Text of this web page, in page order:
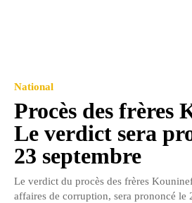
National
Procès des frères
Le verdict sera
23 septembre
Le verdict du procès des frères
affaires de corruption, sera prononcé le